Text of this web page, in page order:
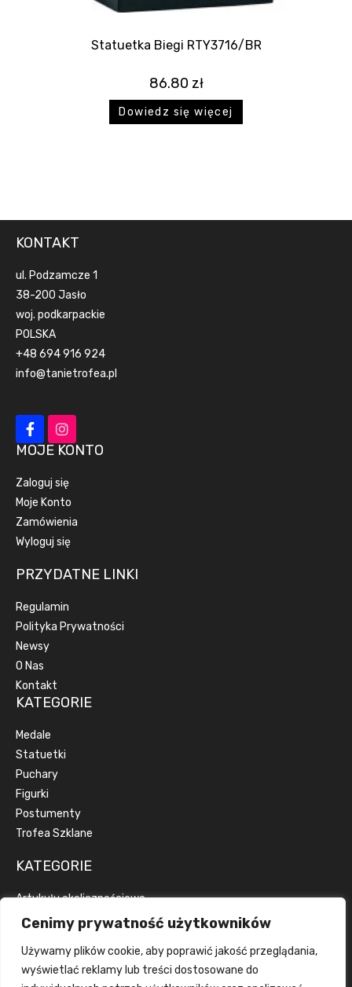
Cenimy prywatność użytkowników
Używamy plików cookie, aby poprawić jakość przeglądania,
wyświetlać reklamy lub treści dostosowane do
Statuetka Biegi RTY3716/BR
86.80 zł
Dowiedz się więcej
KONTAKT
ul. Podzamcze 1
38-200 Jasło
woj. podkarpackie
POLSKA
+48 694 916 924
info@tanietrofea.pl
MOJE KONTO
Zaloguj się
Moje Konto
Zamówienia
Wyloguj się
PRZYDATNE LINKI
Regulamin
Polityka Prywatności
Newsy
O Nas
Kontakt
KATEGORIE
Medale
Statuetki
Puchary
Figurki
Postumenty
Trofea Szklane
KATEGORIE
Artykuły okolicznościowe
Artykuły reklamowe
Emblematy
Wstążki